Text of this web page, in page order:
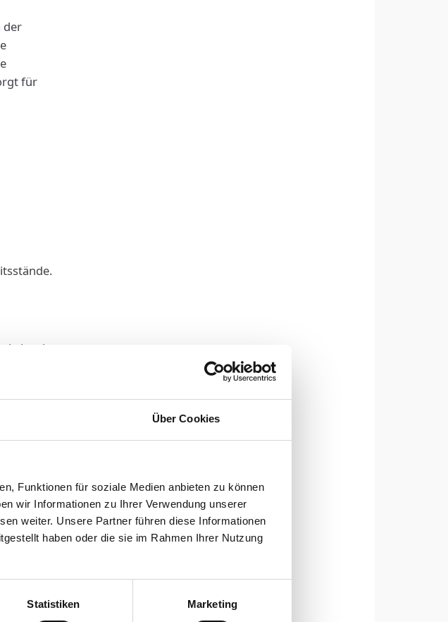
Über Cookies
Funktionen für soziale Medien anbieten zu können
wir Informationen zu Ihrer Verwendung unserer
weiter. Unsere Partner führen diese Informationen
haben oder die sie im Rahmen Ihrer Nutzung
Statistiken Marketing
der
für
ist eine
eine
ist
auf